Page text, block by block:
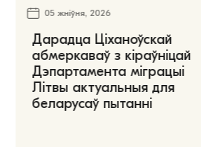
05 жніўня, 2026
Дарадца Ціханоўскай
абмеркаваў з кіраўніцай
Дэпартамента міграцыі
Літвы актуальныя для
беларусаў пытанні